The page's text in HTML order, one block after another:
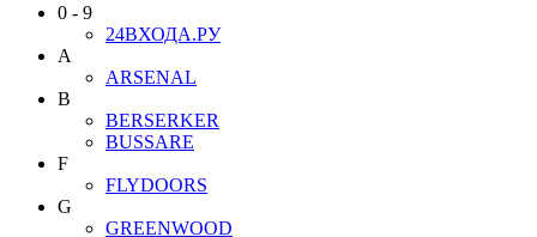
0 - 9
24ВХОДА.РУ
A
ARSENAL
B
BERSERKER
BUSSARE
F
FLYDOORS
G
GREENWOOD